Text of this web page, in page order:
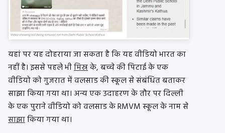
यहां पर यह दोहराया जा सकता है कि यह वीडियो भारत का
नहीं है। इससे पहले भीमिस्रके, बच्चे की पिटाई के एक
वीडियो को गुजरात में वलसाड की स्कूल से संबंधित बताकर
साझा किया गया था। अन्य एक उदाहरण के तौर पर दिल्ली
के एक पुराने वीडियो को वलसाड के RMVM स्कूल के नाम से
साझाकिया गया था।